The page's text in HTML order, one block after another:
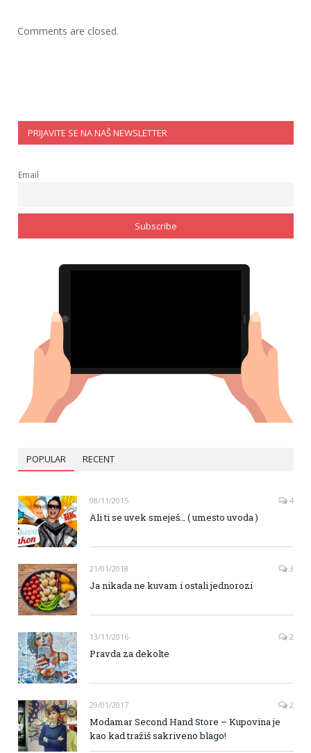
Comments are closed.
PRIJAVITE SE NA NAŠ NEWSLETTER
Email
POPULAR RECENT
08/11/2015 4
Ali ti se uvek smeješ… ( umesto uvoda )
21/01/2018 3
Ja nikada ne kuvam i ostali jednorozi
13/11/2016 2
Pravda za dekolte
29/01/2017 2
Modamar Second Hand Store – Kupovina je
kao kad tražiš sakriveno blago!